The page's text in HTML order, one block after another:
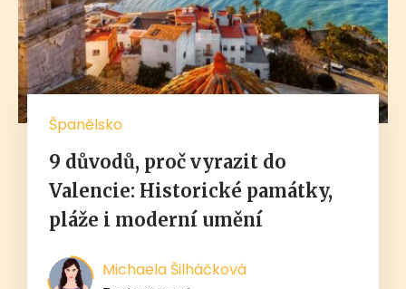
Španělsko
9 důvodů, proč vyrazit do
Valencie: Historické památky,
pláže i moderní umění
Michaela Šilháčková